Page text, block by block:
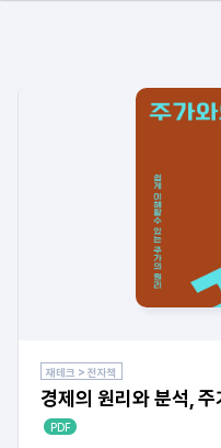
재테크 > 전자책
경제의 원리와 분석, 주
PDF